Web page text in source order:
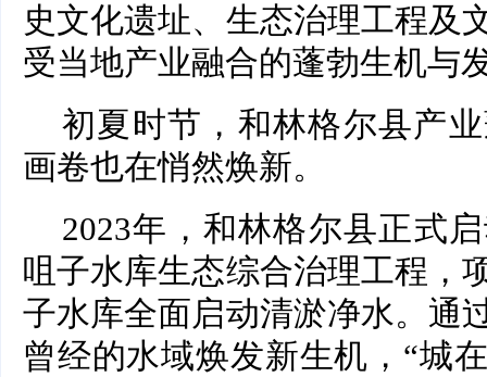
史文化遗址、生态治理工程及
受当地产业融合的蓬勃生机与
初夏时节，和林格尔县产
画卷也在悄然焕新。
2023年，和林格尔县正式
咀子水库生态综合治理工程，
子水库全面启动清淤净水。通
曾经的水域焕发新生机，“城